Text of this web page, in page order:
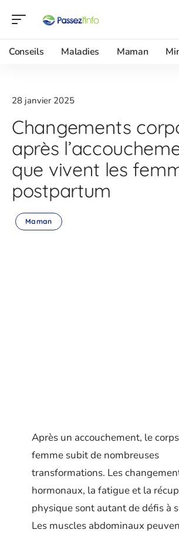
Conseils Maladies Maman
28 janvier 2025
Changements
après
que vivent les
postpartum
Maman
Après un accouchement, le
femme subit de nombreuses
transformations. Les
hormonaux, la fatigue et la
physique sont autant de défis à
Les muscles abdominaux